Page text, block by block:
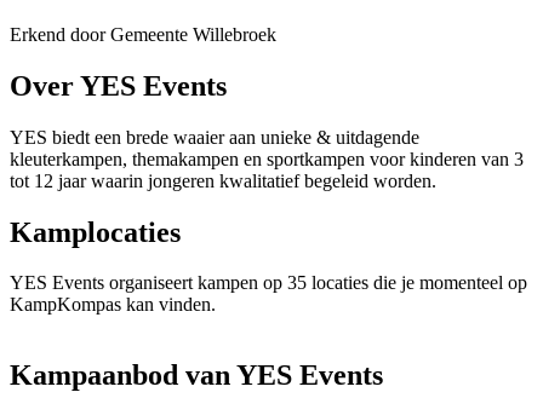
Erkend door Gemeente Willebroek
Over YES Events
YES biedt een brede waaier aan unieke & uitdagende
kleuterkampen, themakampen en sportkampen voor kinderen van 3
tot 12 jaar waarin jongeren kwalitatief begeleid worden.
Kamplocaties
YES Events organiseert kampen op 35 locaties die je momenteel op
KampKompas kan vinden.
Kampaanbod van YES Events